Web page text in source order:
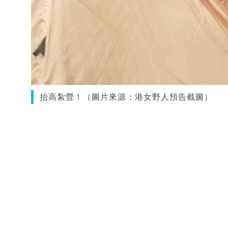
抬高紮營！（圖片來源：港女野人預告截圖）